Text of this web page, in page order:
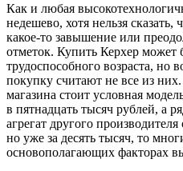
Как и любая
недешево, хотя нельзя сказать,
какое-то завышение или
отметок. Купить Керхер может
трудоспособного возраста, но
покупку считают не все из
магазина стоит условная
в пятнадцать тысяч рублей, а
агрегат другого
но уже за десять тысяч, то
основополагающих факторах